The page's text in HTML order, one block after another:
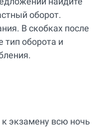
оборот.
В скобках после
тип оборота и
экзамену всю ночь